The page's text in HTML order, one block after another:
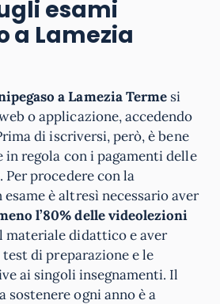
esami
a Lamezia
a Lamezia Terme si
o applicazione, accedendo
di iscriversi, però, è bene
in regola con i pagamenti delle
procedere con la
è altresì necessario aver
l’80% delle videolezioni
materiale didattico e aver
di preparazione e le
ai singoli insegnamenti. Il
sostenere ogni anno è a